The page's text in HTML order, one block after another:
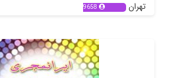
تهران 9658